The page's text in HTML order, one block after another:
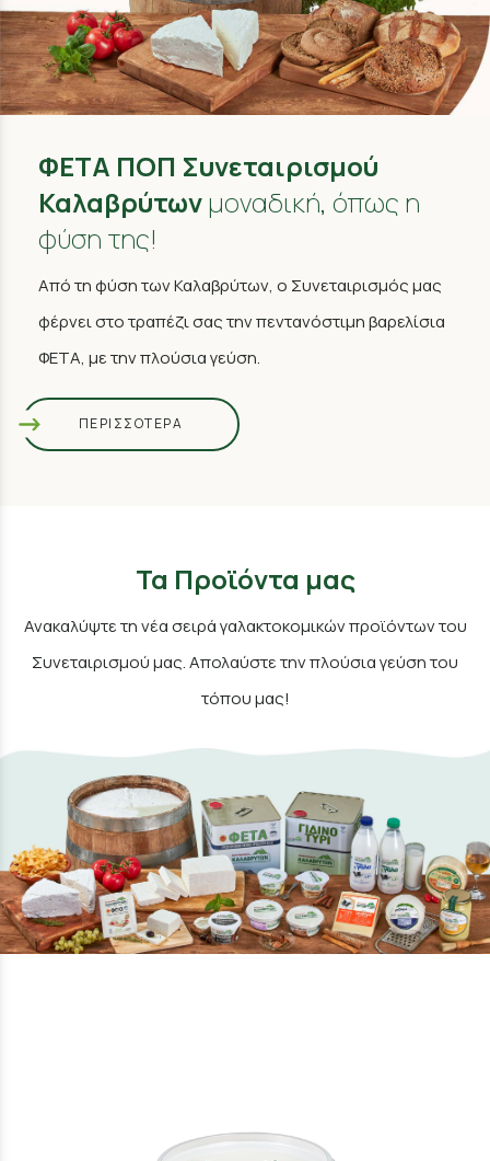
ΦΕΤΑ ΠΟΠ Συνεταιρισμού
Καλαβρύτωνμοναδική, όπως η
φύση της!
Από τη φύση των Καλαβρύτων, ο Συνεταιρισμός μας
φέρνει στο τραπέζι σας την πεντανόστιμη βαρελίσια
ΦΕΤΑ, με την πλούσια γεύση.
ΠΕΡΙΣΣΟΤΕΡΑ
Τα Προϊόντα μας
Ανακαλύψτε τη νέα σειρά γαλακτοκομικών προϊόντων του
Συνεταιρισμού μας. Απολαύστε την πλούσια γεύση του
τόπου μας!